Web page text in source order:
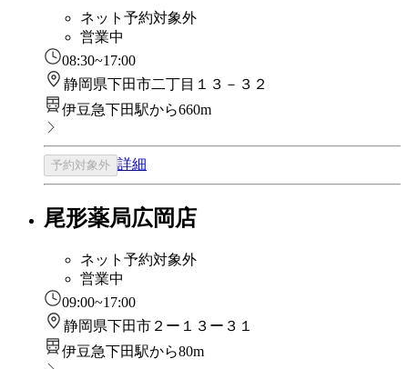
ネット予約対象外
営業中
08:30~17:00
静岡県下田市二丁目１３－３２
伊豆急下田駅から660m
予約対象外 詳細
尾形薬局広岡店
ネット予約対象外
営業中
09:00~17:00
静岡県下田市２ー１３ー３１
伊豆急下田駅から80m